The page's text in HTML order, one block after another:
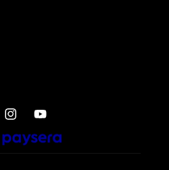
InstagramYouTube